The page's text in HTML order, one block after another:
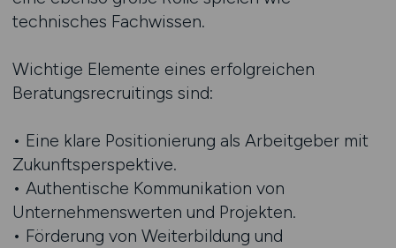
technisches Fachwissen.
Wichtige Elemente eines erfolgreichen
Beratungsrecruitings sind:
• Eine klare Positionierung als Arbeitgeber mit
Zukunftsperspektive.
• Authentische Kommunikation von
Unternehmenswerten und Projekten.
• Förderung von Weiterbildung und